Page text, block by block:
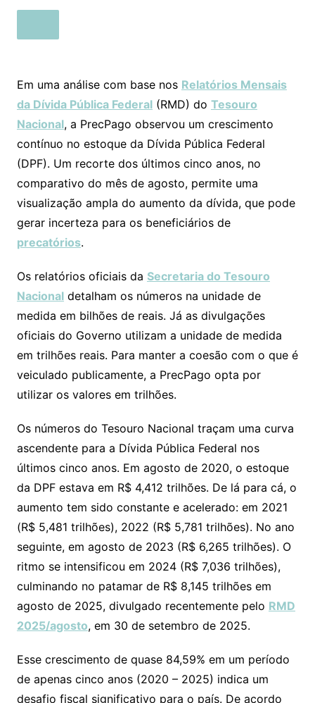
Em uma análise com base nos Relatórios Mensais
da Dívida Pública Federal(RMD) do Tesouro
Nacional, a PrecPago observou um crescimento
contínuo no estoque da Dívida Pública Federal
(DPF). Um recorte dos últimos cinco anos, no
comparativo do mês de agosto, permite uma
visualização ampla do aumento da dívida, que pode
gerar incerteza para os beneficiários de
precatórios.
Os relatórios oficiais da Secretaria do Tesouro
Nacionaldetalham os números na unidade de
medida em bilhões de reais. Já as divulgações
oficiais do Governo utilizam a unidade de medida
em trilhões reais. Para manter a coesão com o que é
veiculado publicamente, a PrecPago opta por
utilizar os valores em trilhões.
Os números do Tesouro Nacional traçam uma curva
ascendente para a Dívida Pública Federal nos
últimos cinco anos. Em agosto de 2020, o estoque
da DPF estava em R$ 4,412 trilhões. De lá para cá, o
aumento tem sido constante e acelerado: em 2021
(R$ 5,481 trilhões), 2022 (R$ 5,781 trilhões). No ano
seguinte, em agosto de 2023 (R$ 6,265 trilhões). O
ritmo se intensificou em 2024 (R$ 7,036 trilhões),
culminando no patamar de R$ 8,145 trilhões em
agosto de 2025, divulgado recentemente pelo RMD
2025/agosto, em 30 de setembro de 2025.
Esse crescimento de quase 84,59% em um período
de apenas cinco anos (2020 – 2025) indica um
desafio fiscal significativo para o país. De acordo